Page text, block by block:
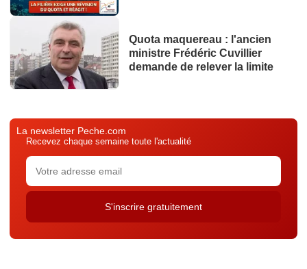
Quota maquereau : l'ancien
ministre Frédéric Cuvillier
demande de relever la limite
La newsletter Peche.com
Recevez chaque semaine toute l'actualité